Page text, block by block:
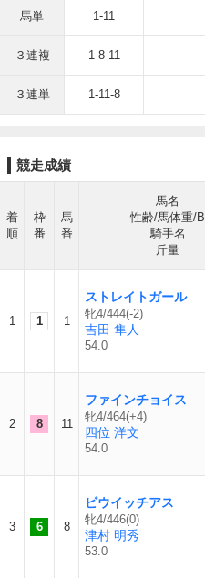
馬単 1-11
３連複 1-8-11
３連単 1-11-8
競走成績
着
順
枠
番
馬
番
馬名
性齢/馬体重/B
騎手名
斤量
1 1 1
ストレイトガール
牝4/444(-2)
吉田 隼人
54.0
2 8 11
ファインチョイス
牝4/464(+4)
四位 洋文
54.0
3 6 8
ビウイッチアス
牝4/446(0)
津村 明秀
53.0